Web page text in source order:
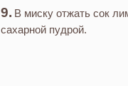
В миску отжать сок
сахарной пудрой.